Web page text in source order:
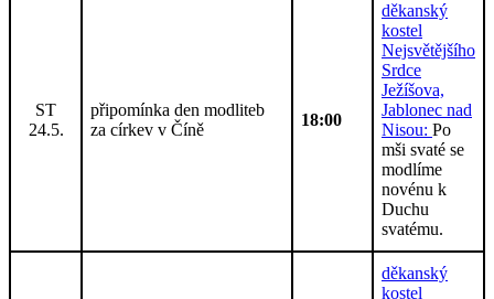
ST
24.5.
připomínka den modliteb
za církev v Číně
18:00
děkanský
kostel
Nejsvětějšího
Srdce
Ježíšova,
Jablonec nad
Nisou: Po
mši svaté se
modlíme
novénu k
Duchu
svatému.
děkanský
kostel